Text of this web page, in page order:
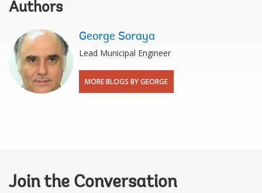
Authors
George Soraya
Lead Municipal Engineer
MORE BLOGS BY GEORGE
Join the Conversation